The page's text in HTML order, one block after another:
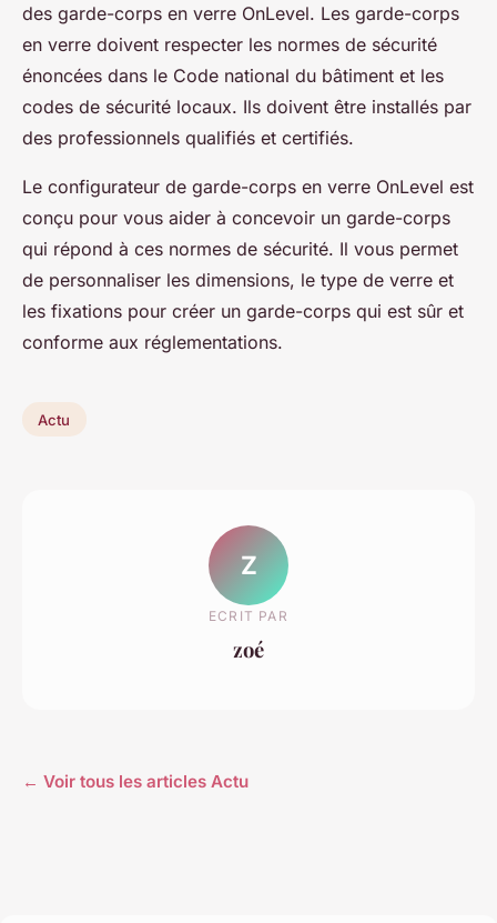
des garde-corps en verre OnLevel. Les garde-corps
en verre doivent respecter les normes de sécurité
énoncées dans le Code national du bâtiment et les
codes de sécurité locaux. Ils doivent être installés par
des professionnels qualifiés et certifiés.
Le configurateur de garde-corps en verre OnLevel est
conçu pour vous aider à concevoir un garde-corps
qui répond à ces normes de sécurité. Il vous permet
de personnaliser les dimensions, le type de verre et
les fixations pour créer un garde-corps qui est sûr et
conforme aux réglementations.
Actu
Z
ECRIT PAR
zoé
← Voir tous les articles Actu